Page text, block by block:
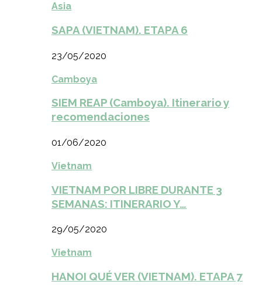
Asia
SAPA (VIETNAM). ETAPA 6
23/05/2020
Camboya
SIEM REAP (Camboya). Itinerario y
recomendaciones
01/06/2020
Vietnam
VIETNAM POR LIBRE DURANTE 3
SEMANAS: ITINERARIO Y…
29/05/2020
Vietnam
HANOI QUÉ VER (VIETNAM). ETAPA 7